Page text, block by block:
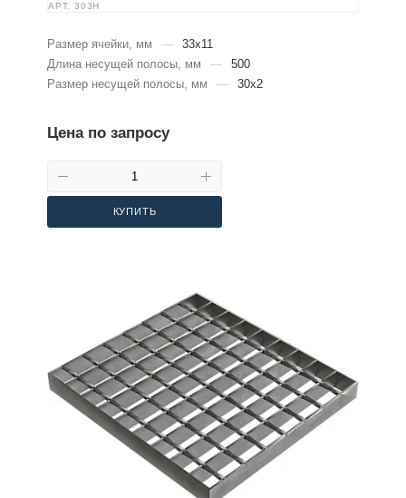
АРТ. 303Н
Размер ячейки, мм —
33х11
Длина несущей полосы, мм
—
500
Размер несущей полосы, мм
— 30х2
Цена по запросу
КУПИТЬ